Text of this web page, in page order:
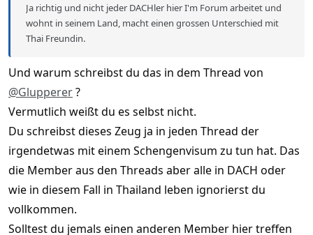
Ja richtig und nicht jeder DACHler hier I'm Forum arbeitet und
wohnt in seinem Land, macht einen grossen Unterschied mit
Thai Freundin.
Und warum schreibst du das in dem Thread von
@Glupperer?
Vermutlich weißt du es selbst nicht.
Du schreibst dieses Zeug ja in jeden Thread der
irgendetwas mit einem Schengenvisum zu tun hat. Das
die Member aus den Threads aber alle in DACH oder
wie in diesem Fall in Thailand leben ignorierst du
vollkommen.
Solltest du jemals einen anderen Member hier treffen